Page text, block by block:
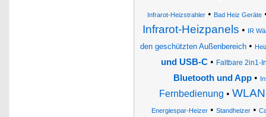
Infrarot-Heizstrahler• Bad Heiz Geräte
Infrarot-Heizpanels • IR
den geschützten Außenbereich •
und USB-C• Faltbare 2in1-
Bluetooth und App•
Fernbedienung •
Energiespar-Heizer • Standheizer •